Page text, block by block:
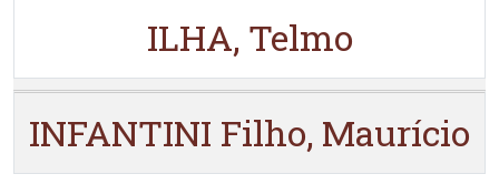
ILHA, Telmo
INFANTINI Filho, Maurício